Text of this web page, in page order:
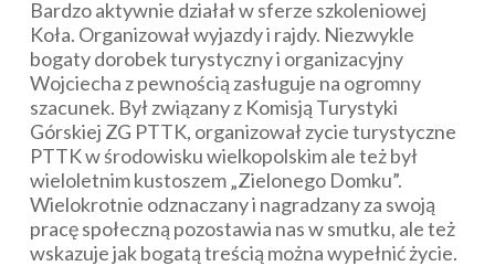
Bardzo aktywnie działał w sferze szkoleniowej
Koła. Organizował wyjazdy i rajdy. Niezwykle
bogaty dorobek turystyczny i organizacyjny
Wojciecha z pewnością zasługuje na ogromny
szacunek. Był związany z Komisją Turystyki
Górskiej ZG PTTK, organizował zycie turystyczne
PTTK w środowisku wielkopolskim ale też był
wieloletnim kustoszem „Zielonego Domku”.
Wielokrotnie odznaczany i nagradzany za swoją
pracę społeczną pozostawia nas w smutku, ale też
wskazuje jak bogatą treścią można wypełnić życie.